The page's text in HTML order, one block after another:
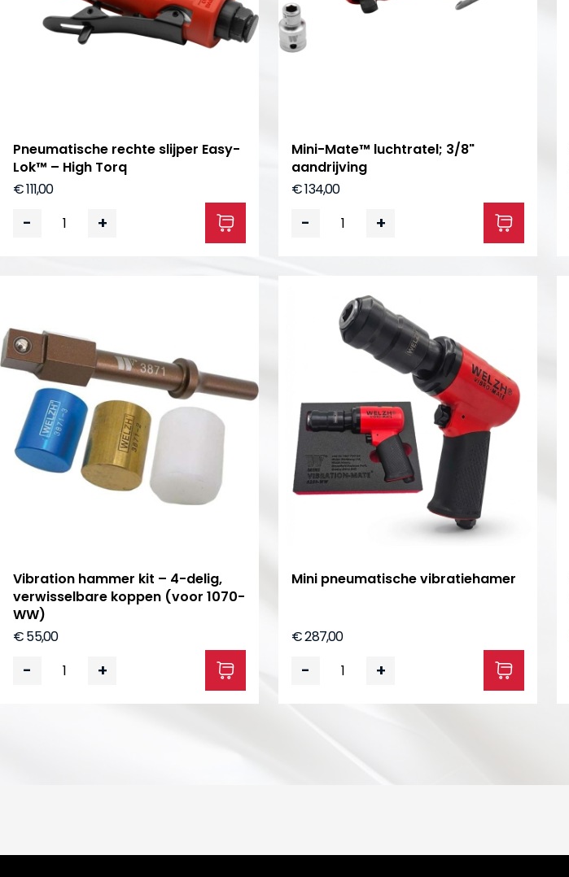
Pneumatische rechte slijper Easy-
Lok™ – High Torq
€ 111,00
- +
Mini-Mate™ luchtratel; 3/8"
aandrijving
€ 134,00
- +
Vibration hammer kit – 4-delig,
verwisselbare koppen (voor 1070-
WW)
€ 55,00
- +
Mini pneumatische vibratiehamer
€ 287,00
- +